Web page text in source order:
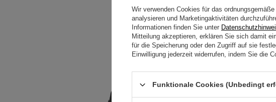
Wir verwenden Cookies für das
analysieren und Marketingaktivitäten
Informationen finden Sie unter
Mitteilung akzeptieren, erklären Sie sich damit
für die Speicherung oder den Zugriff auf sie
Einwilligung jederzeit widerrufen, indem Sie die
Funktionale Cookies (Unbedingt